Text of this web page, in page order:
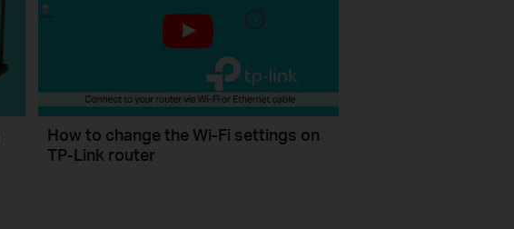
How to change the Wi-Fi settings on
TP-Link router